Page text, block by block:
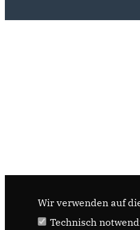
Wir verwenden auf
Technisch